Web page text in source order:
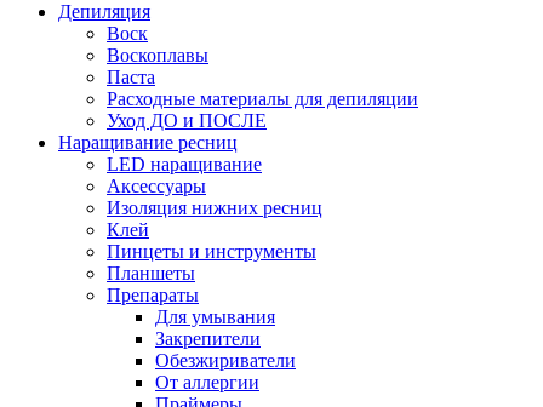
Депиляция
Воск
Воскоплавы
Паста
Расходные материалы для депиляции
Уход ДО и ПОСЛЕ
Наращивание ресниц
LED наращивание
Аксессуары
Изоляция нижних ресниц
Клей
Пинцеты и инструменты
Планшеты
Препараты
Для умывания
Закрепители
Обезжириватели
От аллергии